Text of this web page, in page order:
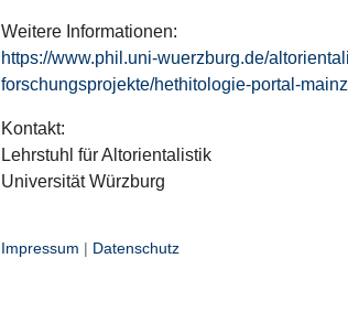
Weitere Informationen:
https://www.phil.uni-wuerzburg.de/
forschungsprojekte/hethitologie-portal-
Kontakt:
Lehrstuhl für Altorientalistik
Universität Würzburg
Impressum | Datenschutz